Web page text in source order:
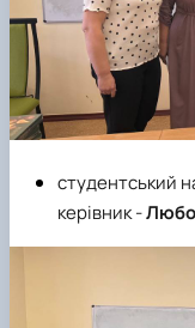
студентський
керівник -